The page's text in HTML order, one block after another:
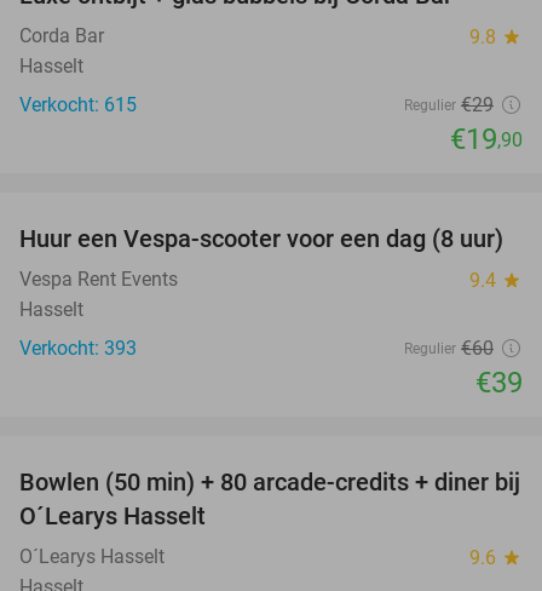
Corda Bar 9.8 star
Hasselt
Verkocht: 615
Regulier €29
€19,90
35%
Huur een Vespa-scooter voor een dag (8 uur)
Vespa Rent Events 9.4 star
Hasselt
Verkocht: 393
Regulier €60
€39
38%
Bowlen (50 min) + 80 arcade-credits + diner bij
O´Learys Hasselt
O´Learys Hasselt 9.6 star